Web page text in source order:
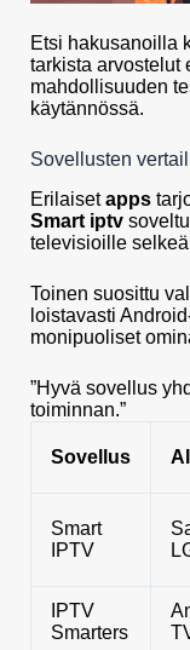
Etsi hakusanoilla
tarkista arvostelut
mahdollisuuden
käytännössä.
Sovellusten
Erilaisetapps
Smart iptv
televisioille
Toinen suosittu
loistavasti
monipuoliset
”Hyvä sovellus
toiminnan.”
Sovellus
Smart
IPTV
IPTV
Smarters